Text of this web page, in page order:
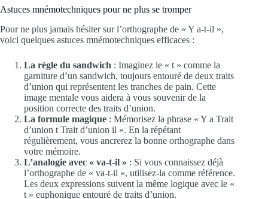
Astuces mnémotechniques pour ne plus se tromper
Pour ne plus jamais hésiter sur l’orthographe de « Y a-t-il »,
voici quelques astuces mnémotechniques efficaces :
La règle du sandwich : Imaginez le « t » comme la
garniture d’un sandwich, toujours entouré de deux traits
d’union qui représentent les tranches de pain. Cette
image mentale vous aidera à vous souvenir de la
position correcte des traits d’union.
La formule magique : Mémorisez la phrase « Y a Trait
d’union t Trait d’union il ». En la répétant
régulièrement, vous ancrerez la bonne orthographe dans
votre mémoire.
L’analogie avec « va-t-il » : Si vous connaissez déjà
l’orthographe de « va-t-il », utilisez-la comme référence.
Les deux expressions suivent la même logique avec le «
t » euphonique entouré de traits d’union.